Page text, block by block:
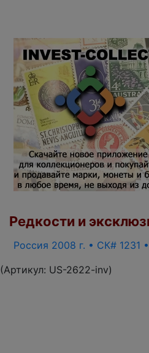
Редкости и
Россия 2008 г. • СК# 1231
(Артикул: US-2622-inv)